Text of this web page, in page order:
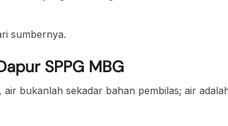
sumbernya.
SPPG MBG
bukanlah sekadar bahan pembilas; air